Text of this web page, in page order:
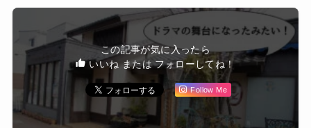
この記事が気に入ったら
いいね または フォローしてね！
Follow Me